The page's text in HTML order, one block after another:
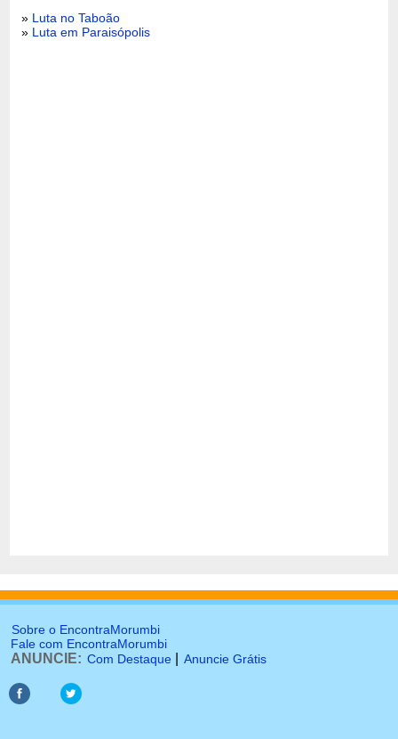
» Luta no Taboão
» Luta em Paraisópolis
Sobre o EncontraMorumbi
Fale com EncontraMorumbi
ANUNCIE: Com Destaque Anuncie Grátis